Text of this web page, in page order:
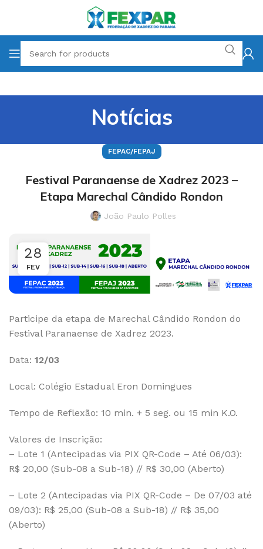
Notícias
FEPAC/FEPAJ
Festival Paranaense de Xadrez 2023 –
Etapa Marechal Cândido Rondon
João Paulo Polles
28
FEV
Participe da etapa de Marechal Cândido Rondon do
Festival Paranaense de Xadrez 2023.
Data: 12/03
Local: Colégio Estadual Eron Domingues
Tempo de Reflexão: 10 min. + 5 seg. ou 15 min K.O.
Valores de Inscrição:
– Lote 1 (Antecipadas via PIX QR-Code – Até 06/03):
R$ 20,00 (Sub-08 a Sub-18) // R$ 30,00 (Aberto)
– Lote 2 (Antecipadas via PIX QR-Code – De 07/03 até
09/03): R$ 25,00 (Sub-08 a Sub-18) // R$ 35,00
(Aberto)